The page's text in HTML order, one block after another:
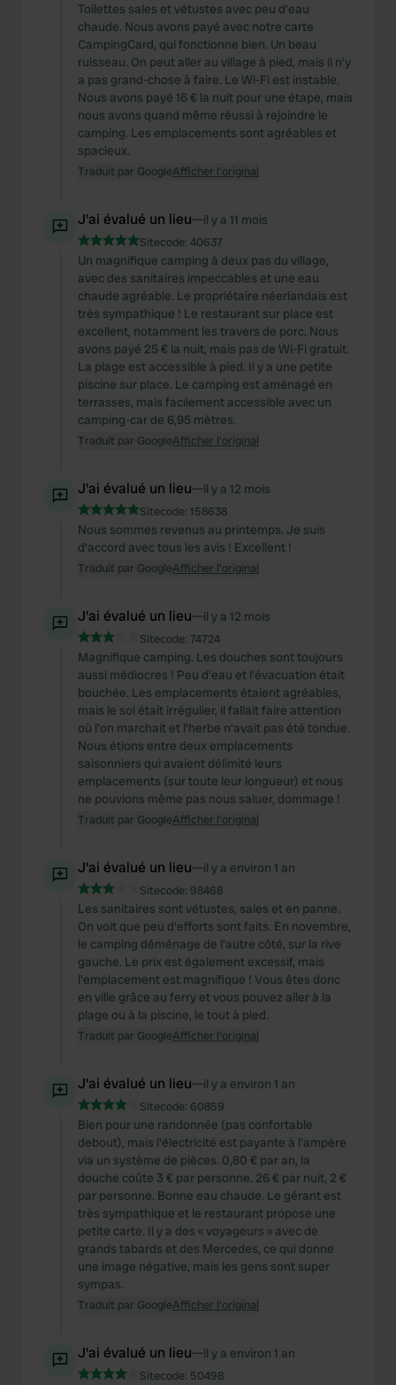
We also share information about your use of our site with
our social media, advertising and analytics partners who
may combine it with other information that you’ve
provided to them or that they’ve collected from your use
of their services.
Toilettes sales et vétustes avec peu d'eau
chaude. Nous avons payé avec notre carte
CampingCard, qui fonctionne bien. Un beau
ruisseau. On peut aller au village à pied, mais il n'y
a pas grand-chose à faire. Le Wi-Fi est instable.
Nous avons payé 16 € la nuit pour une étape, mais
nous avons quand même réussi à rejoindre le
camping. Les emplacements sont agréables et
spacieux.
Traduit par GoogleAfficher l'original
J'ai évalué un lieu—il y a 11 mois
Sitecode: 40637
Un magnifique camping à deux pas du village,
avec des sanitaires impeccables et une eau
chaude agréable. Le propriétaire néerlandais est
très sympathique ! Le restaurant sur place est
excellent, notamment les travers de porc. Nous
avons payé 25 € la nuit, mais pas de Wi-Fi gratuit.
La plage est accessible à pied. Il y a une petite
piscine sur place. Le camping est aménagé en
terrasses, mais facilement accessible avec un
camping-car de 6,95 mètres.
Traduit par GoogleAfficher l'original
J'ai évalué un lieu—il y a 12 mois
Sitecode: 158638
Nous sommes revenus au printemps. Je suis
d'accord avec tous les avis ! Excellent !
Traduit par GoogleAfficher l'original
J'ai évalué un lieu—il y a 12 mois
Sitecode: 74724
Magnifique camping. Les douches sont toujours
aussi médiocres ! Peu d'eau et l'évacuation était
bouchée. Les emplacements étaient agréables,
mais le sol était irrégulier, il fallait faire attention
où l'on marchait et l'herbe n'avait pas été tondue.
Nous étions entre deux emplacements
saisonniers qui avaient délimité leurs
emplacements (sur toute leur longueur) et nous
ne pouvions même pas nous saluer, dommage !
Traduit par GoogleAfficher l'original
J'ai évalué un lieu—il y a environ 1 an
Sitecode: 98468
Les sanitaires sont vétustes, sales et en panne.
On voit que peu d'efforts sont faits. En novembre,
le camping déménage de l'autre côté, sur la rive
gauche. Le prix est également excessif, mais
l'emplacement est magnifique ! Vous êtes donc
en ville grâce au ferry et vous pouvez aller à la
plage ou à la piscine, le tout à pied.
Traduit par GoogleAfficher l'original
J'ai évalué un lieu—il y a environ 1 an
Sitecode: 60859
Bien pour une randonnée (pas confortable
debout), mais l'électricité est payante à l'ampère
via un système de pièces. 0,80 € par an, la
douche coûte 3 € par personne. 26 € par nuit, 2 €
par personne. Bonne eau chaude. Le gérant est
très sympathique et le restaurant propose une
petite carte. Il y a des « voyageurs » avec de
grands tabards et des Mercedes, ce qui donne
une image négative, mais les gens sont super
sympas.
Traduit par GoogleAfficher l'original
J'ai évalué un lieu—il y a environ 1 an
Sitecode: 50498